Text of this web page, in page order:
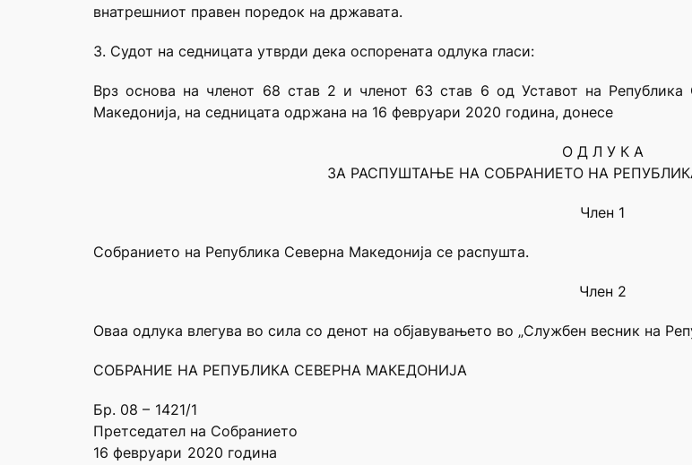
внатрешниот правен поредок на државата.
3. Судот на седницата утврди дека оспорената одлука гласи:
Врз основа на членот 68 став 2 и членот 63 став 6 од Уставот на Република
Македонија, на седницата одржана на 16 февруари 2020 година, донесе
О Д Л У К А
ЗА РАСПУШТАЊЕ НА СОБРАНИЕТО НА
Член 1
Собранието на Република Северна Македонија се распушта.
Член 2
Оваа одлука влегува во сила со денот на објавувањето во „Службен весник на
СОБРАНИЕ НА РЕПУБЛИКА СЕВЕРНА МАКЕДОНИЈА
Бр. 08 –
Претседател на Собранието
16 февруари